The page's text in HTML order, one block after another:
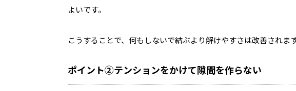
よいです。
こうすることで、何もしないで結ぶより解けやすさは改善されます
ポイント②テンションをかけて隙間を作らない